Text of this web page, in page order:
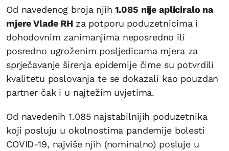
Od navedenog broja njih 1.085 nije apliciralo na
mjere Vlade RH za potporu poduzetnicima i
dohodovnim zanimanjima neposredno ili
posredno ugroženim posljedicama mjera za
sprječavanje širenja epidemije čime su potvrdili
kvalitetu poslovanja te se dokazali kao pouzdan
partner čak i u najtežim uvjetima.
Od navedenih 1.085 najstabilnijih poduzetnika
koji posluju u okolnostima pandemije bolesti
COVID-19, najviše njih (nominalno) posluje u